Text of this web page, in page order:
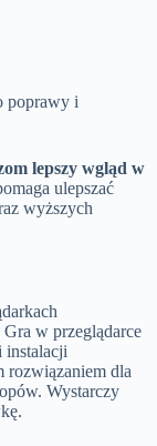
poprawy i
lepszy wgląd w
ulepszać
wyższych
w przeglądarce
instalacji
rozwiązaniem dla
Wystarczy